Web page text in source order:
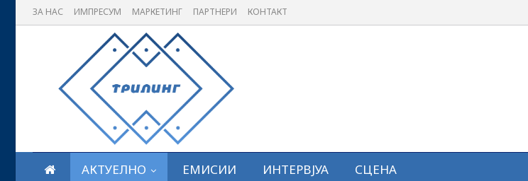
ЗА НАС ИМПРЕСУМ МАРКЕТИНГ ПАРТНЕРИ КОНТАКТ
АКТУЕЛНО ЕМИСИИ ИНТЕРВЈУА СЦЕНА